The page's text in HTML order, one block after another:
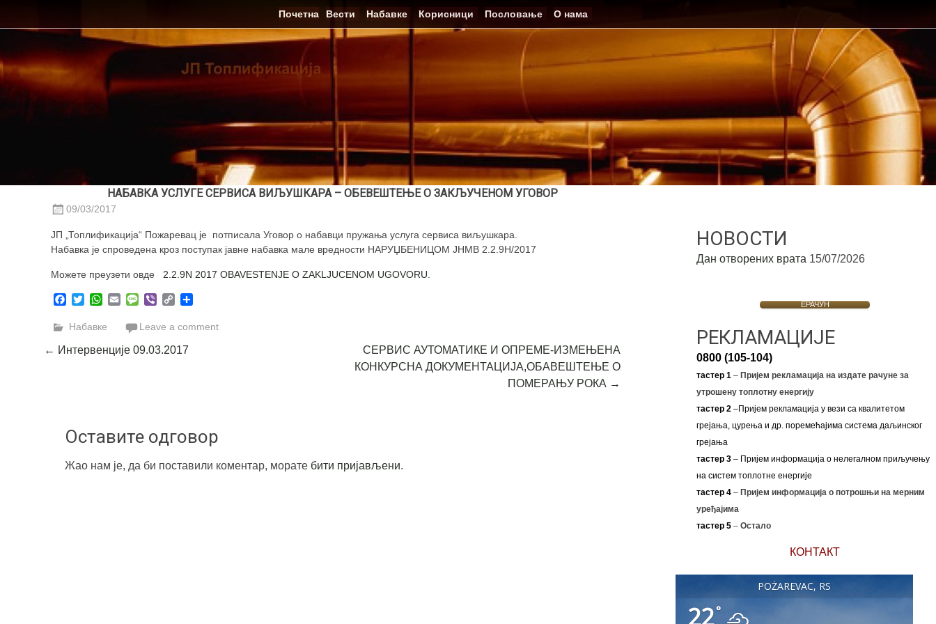
to ЈП Топлификација Почетна Вести Набавке Корисници Пословање О нама
НАБАВКА УСЛУГЕ СЕРВИСА ВИЉУШКАРА – ОБЕВЕШТЕЊЕ О ЗАКЉУЧЕНОМ УГОВОР
09/03/2017
ЈП „Топлификација“ Пожаревац је потписала Уговор о набавци пружања услуга сервиса виљушкара.
Набавка је спроведена кроз поступак јавне набавка мале вредности НАРУЏБЕНИЦОМ ЈНМВ 2.2.9Н/2017
Можете преузети овде 2.2.9N 2017 OBAVESTENJE O ZAKLJUCENOM UGOVORU.
Facebook
TwitterWhatsApp
EmailMessage
Viber Copy
Набавке Leave a comment
Post
← Интервенције 09.03.2017
СЕРВИС АУТОМАТИКЕ И ОПРЕМЕ-ИЗМЕЊЕНА
КОНКУРСНА ДОКУМЕНТАЦИЈА,ОБАВЕШТЕЊЕ О
ПОМЕРАЊУ РОКА →
Оставите одговор
Жао нам је, да би поставили коментар, морате бити пријављени.
НОВОСТИ
Дан отворених врата 15/07/2026
ЕРАЧУН
РЕКЛАМАЦИЈЕ
0800 (105-104)
тастер 1–Пријем рекламација на издате рачуне за
утрошену топлотну енергију
тастер 2–Пријем рекламација у вези са квалитетом
грејања, цурења и др. поремећајима система даљинског
грејања
тастер 3– Пријем информација о нелегалном приључењу
на систем топлотне енергије
тастер 4 – Пријем информација о потрошњи на мерним
уређајима
тастер 5 – Остало
КОНТАКТ
POŽAREVAC, RS
22°